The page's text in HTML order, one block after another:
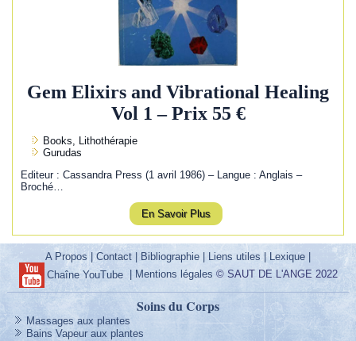
Gem Elixirs and Vibrational Healing
Vol 1 – Prix 55 €
Books, Lithothérapie
Gurudas
Editeur : Cassandra Press (1 avril 1986) – Langue : Anglais –
Broché…
En Savoir Plus
A Propos |Contact | Bibliographie | Liens utiles| Lexique |
Chaîne YouTube| Mentions légales © SAUT DE L'ANGE 2022
Soins du Corps
Massages aux plantes
Bains Vapeur aux plantes